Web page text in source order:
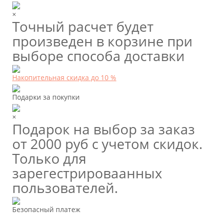
×
Точный расчет будет
произведен в корзине при
выборе способа доставки
Накопительная скидка до 10 %
Подарки за покупки
×
Подарок на выбор за заказ
от 2000 руб с учетом скидок.
Только для
зарегестрироваанных
пользователей.
Безопасный платеж